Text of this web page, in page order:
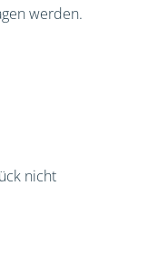
werden.
nicht